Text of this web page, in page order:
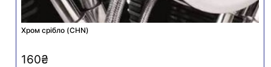
Хром срібло (CHN)
160₴